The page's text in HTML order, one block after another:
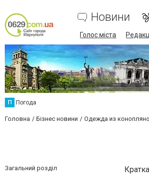
Новини
Голос міста
П Погода
Головна Бізнес новини Одежда из
Загальний розділ